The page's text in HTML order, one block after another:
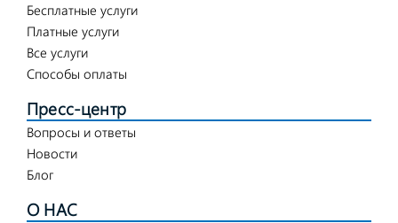
Бесплатные услуги
Платные услуги
Все услуги
Способы оплаты
Пресс-центр
Вопросы и ответы
Новости
Блог
О НАС